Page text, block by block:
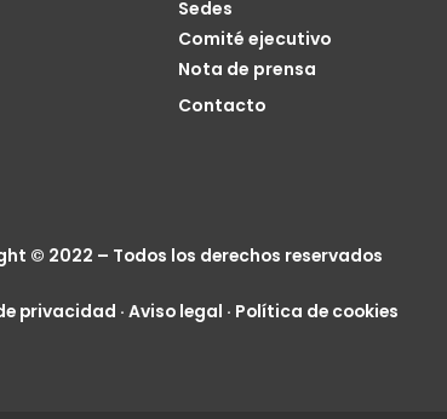
Sedes
Comité ejecutivo
Nota de prensa
Contacto
© 2022 – Todos los derechos reservados
privacidad · Aviso legal · Política de cookies